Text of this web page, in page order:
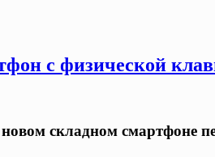
с физической
складном смартфоне